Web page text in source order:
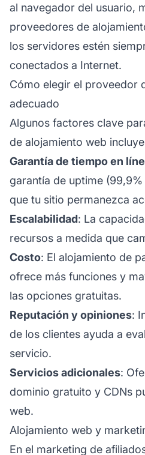
al navegador del usuario,
proveedores de
los servidores estén
conectados a Internet.
Cómo elegir el proveedor
adecuado
Algunos factores clave
de alojamiento web
Garantía de tiempo en
garantía de uptime
que tu sitio permanezca
Escalabilidad: La
recursos a medida que
Costo: El alojamiento de
ofrece más funciones y
las opciones gratuitas.
Reputación y opiniones:
de los clientes ayuda a
servicio.
Servicios adicionales:
dominio gratuito y CDNs
web.
Alojamiento web y
En el marketing de